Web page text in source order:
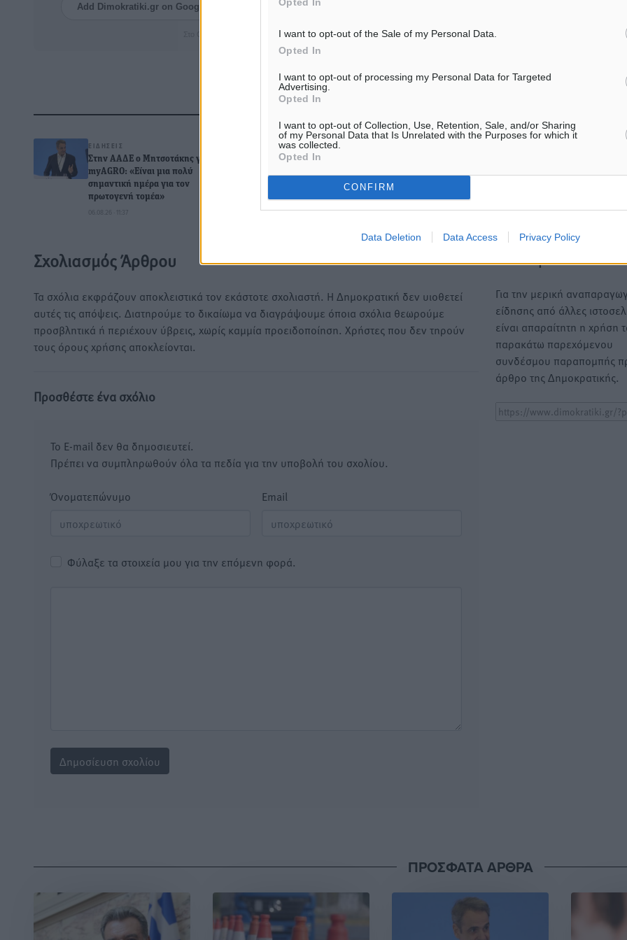
I want to opt-out of the Sale of my Personal Data.
Opted In
I want to opt-out of processing my Personal Data for Targeted
Advertising.
Opted In
I want to opt-out of Collection, Use, Retention, Sale, and/or Sharing
of my Personal Data that Is Unrelated with the Purposes for which it
was collected.
Opted In
CONFIRM
Data Deletion Data Access Privacy Policy
Add Dimokratiki.gr on Google ↗ Ακολουθήστε μας στο Google News ★ ↗
Στο Google News πατήστε ★ Ακολουθήστε
ΕΙΔΉΣΕΙΣ
Στην ΑΑΔΕ ο Μητσοτάκης για το
myAGRO: «Είναι μια πολύ
σημαντική ημέρα για τον
πρωτογενή τομέα»
06.08.26 · 11:37
ΕΙΔΉΣΕΙΣ
Ξενοδοχεία: Ανοδος 10% στον
διανυκτερεύσεις
06.08.26 · 11:32
Σχολιασμός Άρθρου
Τα σχόλια εκφράζουν αποκλειστικά τον εκάστοτε σχολιαστή. Η Δημοκρατική δεν υιοθετεί
αυτές τις απόψεις. Διατηρούμε το δικαίωμα να διαγράψουμε όποια σχόλια θεωρούμε
προσβλητικά ή περιέχουν ύβρεις, χωρίς καμμία προειδοποίηση. Χρήστες που δεν τηρούν
τους όρους χρήσης αποκλείονται.
Προσθέστε ένα σχόλιο
Το E-mail δεν θα δημοσιευτεί.
Πρέπει να συμπληρωθούν όλα τα πεδία για την υποβολή του σχολίου.
Όνοματεπώνυμο Email
Φύλαξε τα στοιχεία μου για την επόμενη φορά.
Υπενθύμιση:
Για την μερική
είδησης από άλλες
είναι απαραίτητη η χρήση
παρακάτω παρεχόμενου
συνδέσμου παραπομπής
άρθρο της Δημοκρατικής.
ΠΡΟΣΦΑΤΑ ΑΡΘΡΑ